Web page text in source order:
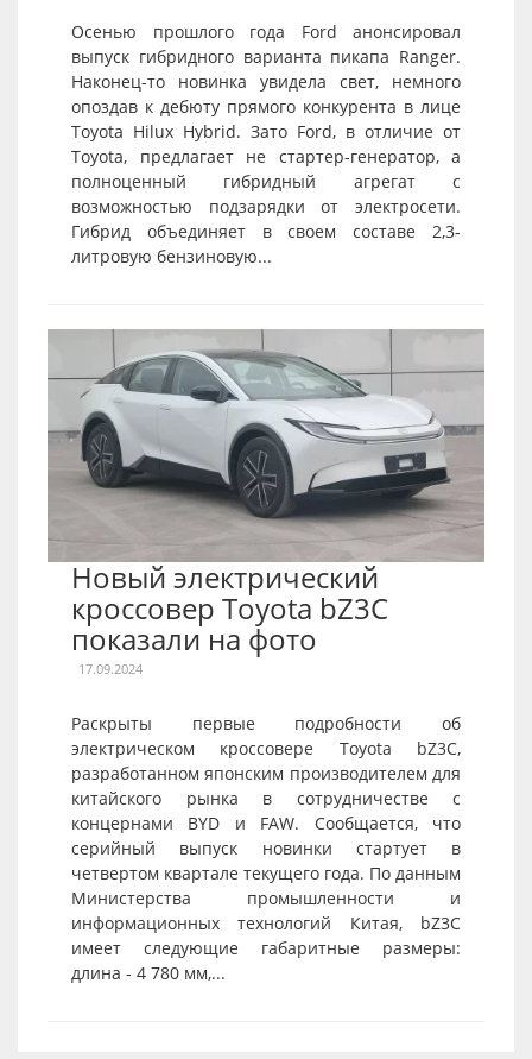
Осенью прошлого года Ford анонсировал
выпуск гибридного варианта пикапа Ranger.
Наконец-то новинка увидела свет, немного
опоздав к дебюту прямого конкурента в лице
Toyota Hilux Hybrid. Зато Ford, в отличие от
Toyota, предлагает не стартер-генератор, а
полноценный гибридный агрегат с
возможностью подзарядки от электросети.
Гибрид объединяет в своем составе 2,3-
литровую бензиновую...
Новый электрический
кроссовер Toyota bZ3C
показали на фото
17.09.2024
Раскрыты первые подробности об
электрическом кроссовере Toyota bZ3C,
разработанном японским производителем для
китайского рынка в сотрудничестве с
концернами BYD и FAW. Сообщается, что
серийный выпуск новинки стартует в
четвертом квартале текущего года. По данным
Министерства промышленности и
информационных технологий Китая, bZ3C
имеет следующие габаритные размеры:
длина - 4 780 мм,...